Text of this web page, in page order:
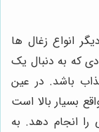
انواع زغال ها
که به دنبال یک
باشد. در عین
بسیار بالا است
را انجام دهد. به